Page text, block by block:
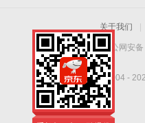
关于我们
京公网安
Copyright © 2004 -
手机扫一扫，劲爆优